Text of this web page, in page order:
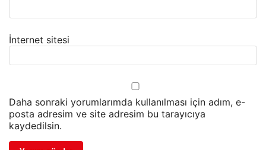
İnternet sitesi
Daha sonraki yorumlarımda kullanılması için adım, e-
posta adresim ve site adresim bu tarayıcıya
kaydedilsin.